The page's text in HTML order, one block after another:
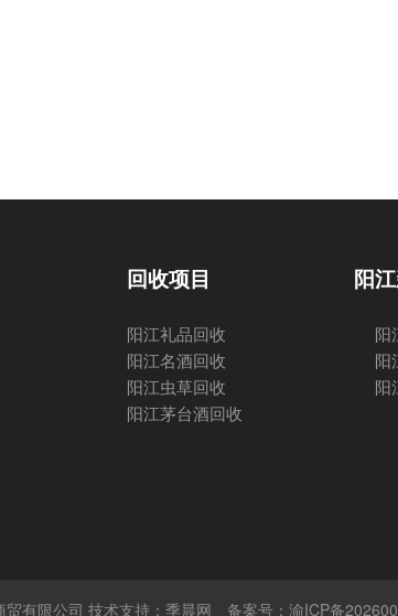
回收项目
阳江礼品回收
阳江名酒回收
阳江虫草回收
阳江茅台酒回收
阳
阳
阳
阳
有限公司 技术支持：季晨网 备案号：渝ICP备